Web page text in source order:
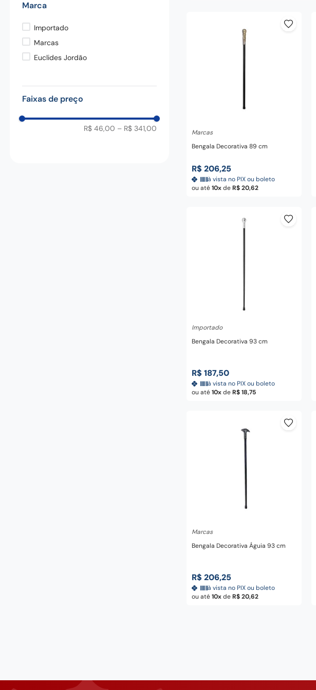
Marca
Importado
Marcas
Euclides Jordão
Faixas de preço
R$ 46,00 – R$ 341,00
Marcas
Bengala Decorativa 89 cm
R$ 206,25
à vista no PIX ou boleto
ou até10 deR$ 20,62
Adicionar ao carrinho
Importado
Bengala Decorativa 93 cm
R$ 187,50
à vista no PIX ou boleto
ou até10 deR$ 18,75
Adicionar ao carrinho
Marcas
Bengala Decorativa Águia 93 cm
R$ 206,25
à vista no PIX ou boleto
ou até10 deR$ 20,62